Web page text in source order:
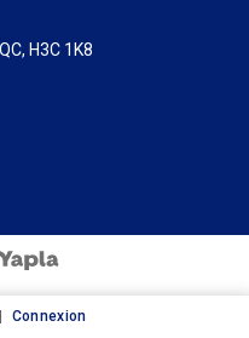
Connexion
H3C 1K8